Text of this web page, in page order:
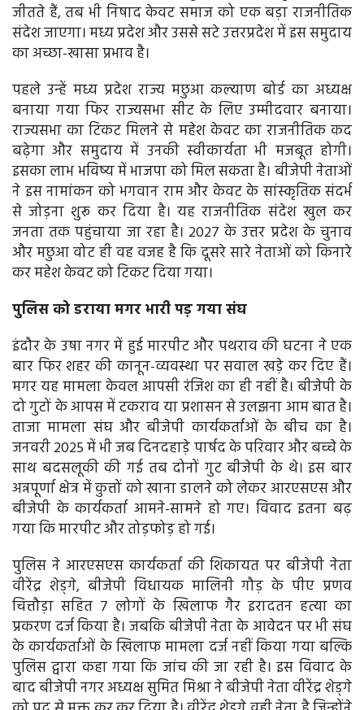
जीतते हैं, तब भी निषाद केवट समाज को एक बड़ा राजनीतिक
संदेश जाएगा। मध्य प्रदेश और उससे सटे उत्तरप्रदेश में इस समुदाय
का अच्छा-खासा प्रभाव है।
पहले उन्हें मध्य प्रदेश राज्य मछुआ कल्याण बोर्ड का अध्यक्ष
बनाया गया फिर राज्यसभा सीट के लिए उम्मीदवार बनाया।
राज्यसभा का टिकट मिलने से महेश केवट का राजनीतिक कद
बढ़ेगा और समुदाय में उनकी स्वीकार्यता भी मजबूत होगी।
इसका लाभ भविष्य में भाजपा को मिल सकता है। बीजेपी नेताओं
ने इस नामांकन को भगवान राम और केवट के सांस्कृतिक संदर्भ
से जोड़ना शुरू कर दिया है। यह राजनीतिक संदेश खुल कर
जनता तक पहुंचाया जा रहा है। 2027 के उत्तर प्रदेश के चुनाव
और मछुआ वोट ही वह वजह है कि दूसरे सारे नेताओं को किनारे
कर महेश केवट को टिकट दिया गया।
पुलिस को डराया मगर भारी पड़ गया संघ
इंदौर के उषा नगर में हुई मारपीट और पथराव की घटना ने एक
बार फिर शहर की कानून-व्यवस्था पर सवाल खड़े कर दिए हैं।
मगर यह मामला केवल आपसी रंजिश का ही नहीं है। बीजेपी के
दो गुटों के आपस में टकराव या प्रशासन से उलझना आम बात है।
ताजा मामला संघ और बीजेपी कार्यकर्ताओं के बीच का है।
जनवरी 2025 में भी जब दिनदहाड़े पार्षद के परिवार और बच्चे के
साथ बदसलूकी की गई तब दोनों गुट बीजेपी के थे। इस बार
अन्नपूर्णा क्षेत्र में कुत्तों को खाना डालने को लेकर आरएसएस और
बीजेपी के कार्यकर्ता आमने-सामने हो गए। विवाद इतना बढ़
गया कि मारपीट और तोड़फोड़ हो गई।
पुलिस ने आरएसएस कार्यकर्ता की शिकायत पर बीजेपी नेता
वीरेंद्र शेड्गे, बीजेपी विधायक मालिनी गौड़ के पीए प्रणव
चित्तौड़ा सहित 7 लोगों के खिलाफ गैर इरादतन हत्या का
प्रकरण दर्ज किया है। जबकि बीजेपी नेता के आवेदन पर भी संघ
के कार्यकर्ताओं के खिलाफ मामला दर्ज नहीं किया गया बल्कि
पुलिस द्वारा कहा गया कि जांच की जा रही है। इस विवाद के
बाद बीजेपी नगर अध्यक्ष सुमित मिश्रा ने बीजेपी नेता वीरेंद्र शेड्गे